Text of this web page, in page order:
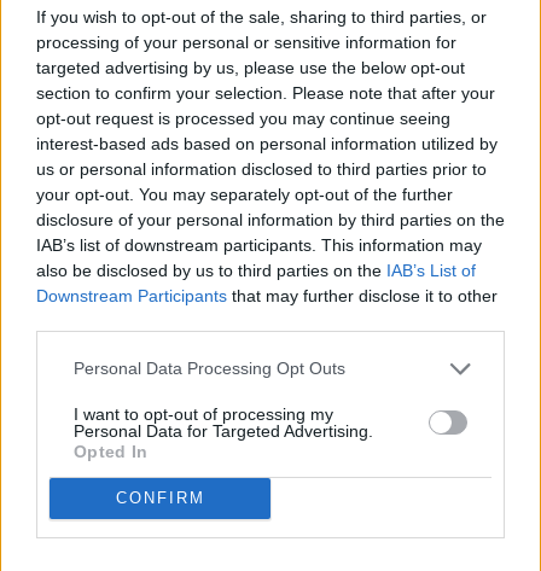
If you wish to opt-out of the sale, sharing to third parties, or
processing of your personal or sensitive information for
targeted advertising by us, please use the below opt-out
section to confirm your selection. Please note that after your
opt-out request is processed you may continue seeing
interest-based ads based on personal information utilized by
us or personal information disclosed to third parties prior to
your opt-out. You may separately opt-out of the further
disclosure of your personal information by third parties on the
IAB’s list of downstream participants. This information may
also be disclosed by us to third parties on the IAB’s List of
Downstream Participants that may further disclose it to other
Personal Data Processing Opt Outs
I want to opt-out of processing my
Personal Data for Targeted Advertising.
Opted In
CONFIRM
Bilocale
di 60 mq ca.
Vendesi a
60.000 €
appartamento di 2 vani con 2 bagni euro 60 mila da ultimare finito
70 mila
Visualizza dettaglio
Periferia
Paceco
Appartamento
Trilocale
di 85 mq ca.
68.000 €
Paceco appartamento al 2 piano piccolo stabile composto da
ingresso, salone, cucina abitabile con veranda, camera, cameretta,
Visualizza dettaglio
Periferia